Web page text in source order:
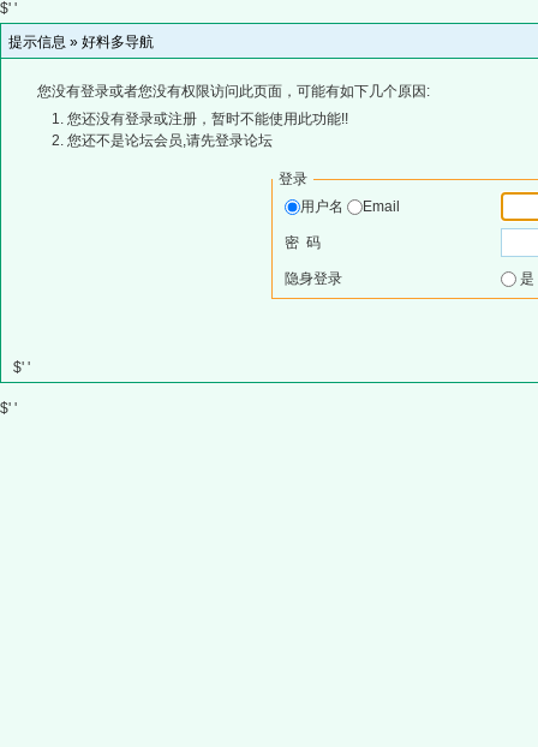
$' '
提示信息 » 好料多导航
您没有登录或者您没有权限访问此页面，可能有如下几个原因:
您还没有登录或注册，暂时不能使用此功能!!
您还不是论坛会员,请先登录论坛
登录
用户名
Email
密 码
隐身登录
$' '
$' '